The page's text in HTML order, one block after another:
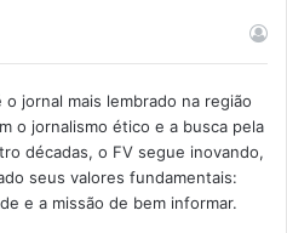
jornal mais lembrado na região
o jornalismo ético e a busca pela
décadas, o FV segue inovando,
seus valores fundamentais:
e a missão de bem informar.​